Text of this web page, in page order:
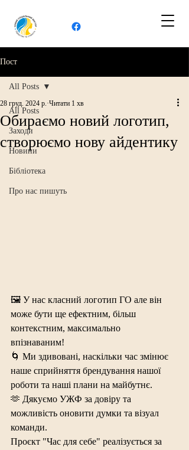
Пост
All Posts
Заходи
Новини
Бібліотека
Про нас пишуть
All Posts
Обираємо новий логотип,
створюємо нову айдентику
28 груд. 2024 р. Читати 1 хв
🖼️ У нас класний логотип ГО але він
може бути ще ефектним, більш
контекстним, максимально
впізнаваним!
🌀 Ми здивовані, наскільки час змінює
наше сприйняття брендування нашої
роботи та наші плани на майбутнє.
🫶 Дякуємо УЖФ за довіру та
можливість оновити думки та візуал
команди.
Проєкт "Час для себе" реалізується за